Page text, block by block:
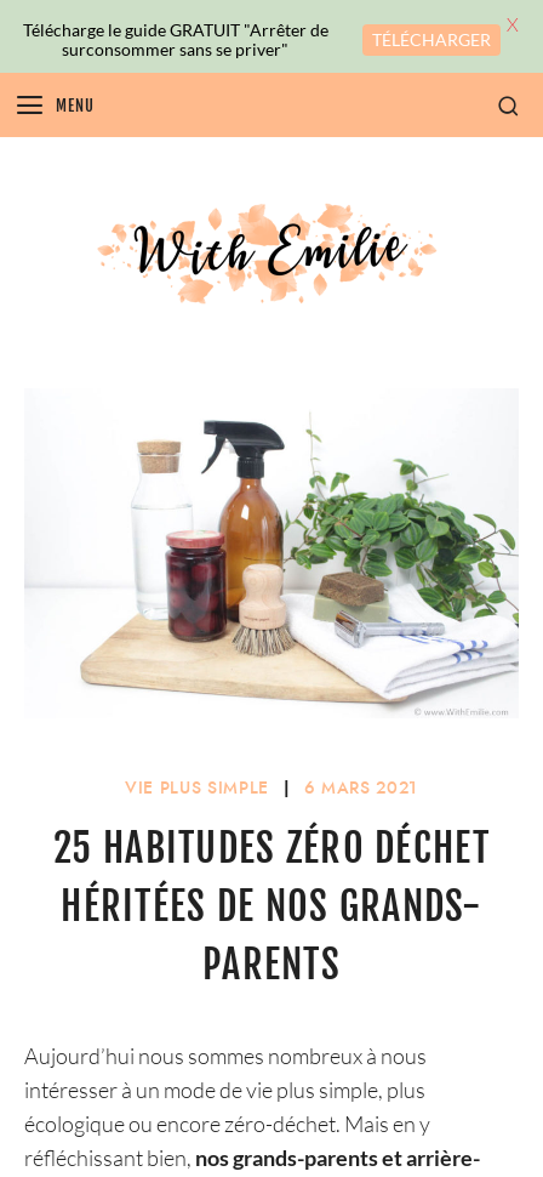
MENU
VIE PLUS SIMPLE | 6 MARS 2021
25 HABITUDES ZÉRO DÉCHET
HÉRITÉES DE NOS GRANDS-
PARENTS
Aujourd’hui nous sommes nombreux à nous
intéresser à un mode de vie plus simple, plus
écologique ou encore zéro-déchet. Mais en y
réfléchissant bien, nos grands-parents et arrière-
Télécharge le guide GRATUIT "Arrêter de
surconsommer sans se priver"
TÉLÉCHARGER
X